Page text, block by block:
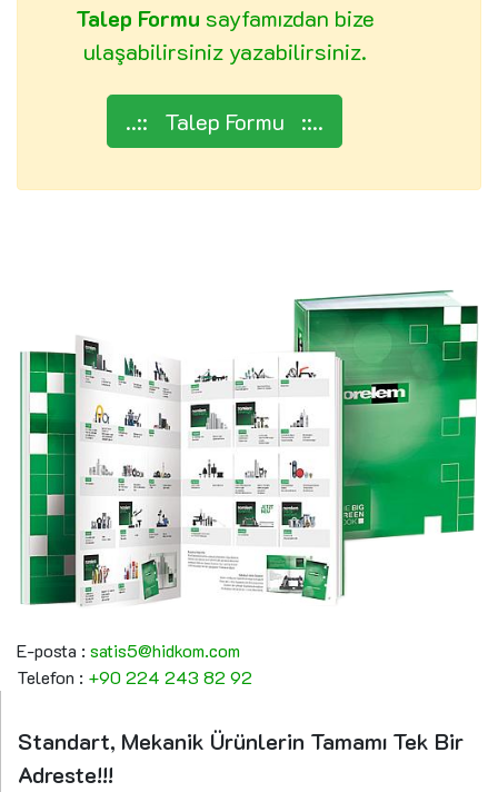
Talep Formu sayfamızdan bize
ulaşabilirsiniz yazabilirsiniz.
..:: Talep Formu ::..
E-posta : satis5@hidkom.com
Telefon : +90 224 243 82 92
Standart, Mekanik Ürünlerin Tamamı Tek Bir
Adreste!!!